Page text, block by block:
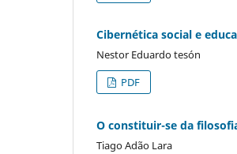
Cibernética social e
Nestor Eduardo tesón
PDF
O constituir-se da
Tiago Adão Lara